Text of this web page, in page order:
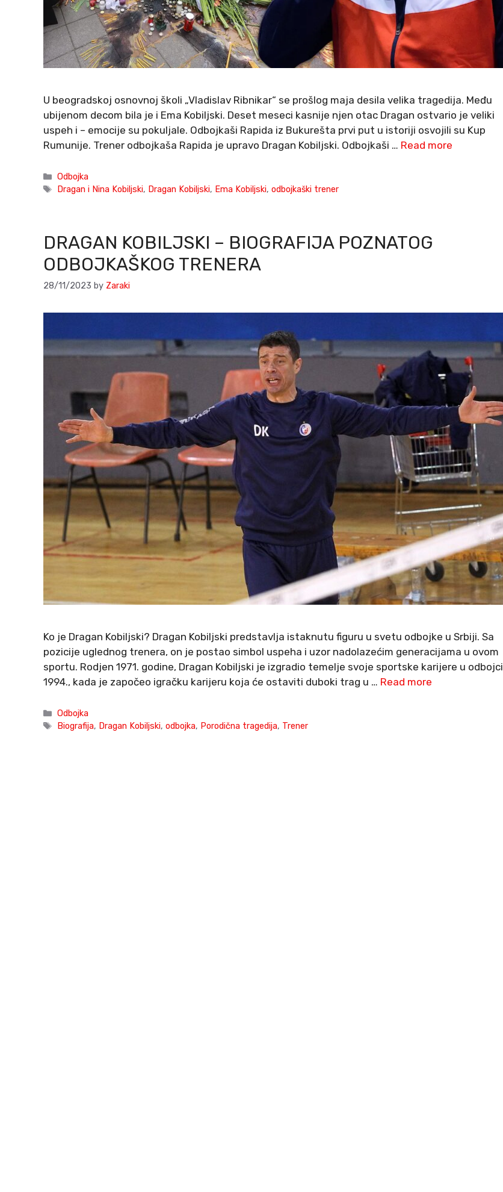
U beogradskoj osnovnoj školi „Vladislav Ribnikar“ se prošlog maja desila velika tragedija. Među
ubijenom decom bila je i Ema Kobiljski. Deset meseci kasnije njen otac Dragan ostvario je veliki
uspeh i – emocije su pokuljale. Odbojkaši Rapida iz Bukurešta prvi put u istoriji osvojili su Kup
Rumunije. Trener odbojkaša Rapida je upravo Dragan Kobiljski. Odbojkaši … Read more
Categories
Odbojka
Tags
Dragan i Nina Kobiljski, Dragan Kobiljski, Ema Kobiljski,odbojkaški trener
DRAGAN KOBILJSKI – BIOGRAFIJA POZNATOG
ODBOJKAŠKOG TRENERA
28/11/2023 by Zaraki
Ko je Dragan Kobiljski? Dragan Kobiljski predstavlja istaknutu figuru u svetu odbojke u Srbiji. Sa
pozicije uglednog trenera, on je postao simbol uspeha i uzor nadolazećim generacijama u ovom
sportu. Rodjen 1971. godine, Dragan Kobiljski je izgradio temelje svoje sportske karijere u odbojci
1994., kada je započeo igračku karijeru koja će ostaviti duboki trag u … Read more
Categories
Odbojka
Tags
Biografija, Dragan Kobiljski,odbojka, Porodična tragedija, Trener